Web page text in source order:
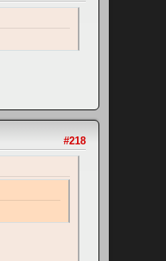
#218